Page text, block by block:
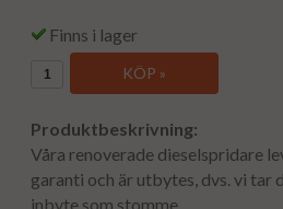
Finns i lager
KÖP »
Produktbeskrivning:
Våra renoverade dieselspridare
garanti och är utbytes, dvs. vi tar
inbyte som stomme.